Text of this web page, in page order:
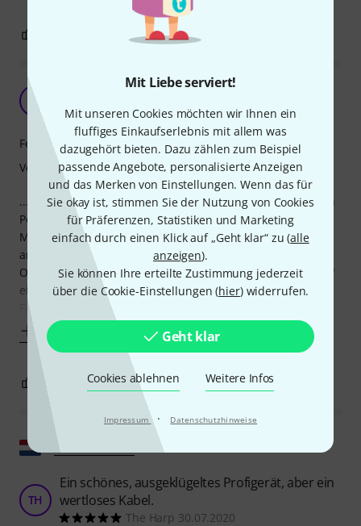
Mit Liebe serviert!
Mit unseren Cookies möchten wir Ihnen ein
fluffiges Einkaufserlebnis mit allem was
dazugehört bieten. Dazu zählen zum Beispiel
passende Angebote, personalisierte Anzeigen
und das Merken von Einstellungen. Wenn das für
Sie okay ist, stimmen Sie der Nutzung von Cookies
für Präferenzen, Statistiken und Marketing
einfach durch einen Klick auf „Geht klar“ zu (alle
anzeigen).
Sie können Ihre erteilte Zustimmung jederzeit
über die Cookie-Einstellungen (hier) widerrufen.
Geht klar
Cookies ablehnen Weitere Infos
Impressum · Datenschutzhinweise
BEWERTUNG MELDEN
5 Ein Stern Abzug.....
59unburst 19.11.2025
....für den m.M.n. schon deutlich zu hohen Preis, an diesen
Pedalen verdienen die Hersteller prozentual richtig "fette
Marie". Aber da steht Quilter auch in einer Reihe mit allen
anderen Vertreibern solcher Geräte:
Ohne diese Schalterchen taugen diese "Alleskönner-Amps"
einfach nix (vgl z.B. Boss Katana, der ist ohne die GA-FC-
Fußleiste quasi ohne Funktion), also
Mehr anzeigen
Features
Verarbeitung
0 BEWERTUNG MELDEN
TH
Ein schönes, ausgeklügeltes Profigerät, aber ein
wertloses Kabel.
The Harp 30.07.2020